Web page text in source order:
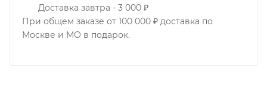
Доставка завтра - 3 000 ₽
При общем заказе от 100 000 ₽ доставка по
Москве и МО в подарок.